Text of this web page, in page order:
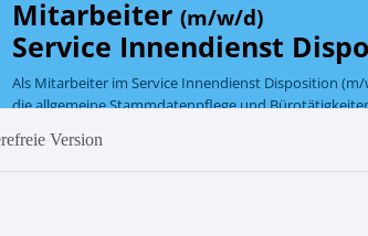
Version